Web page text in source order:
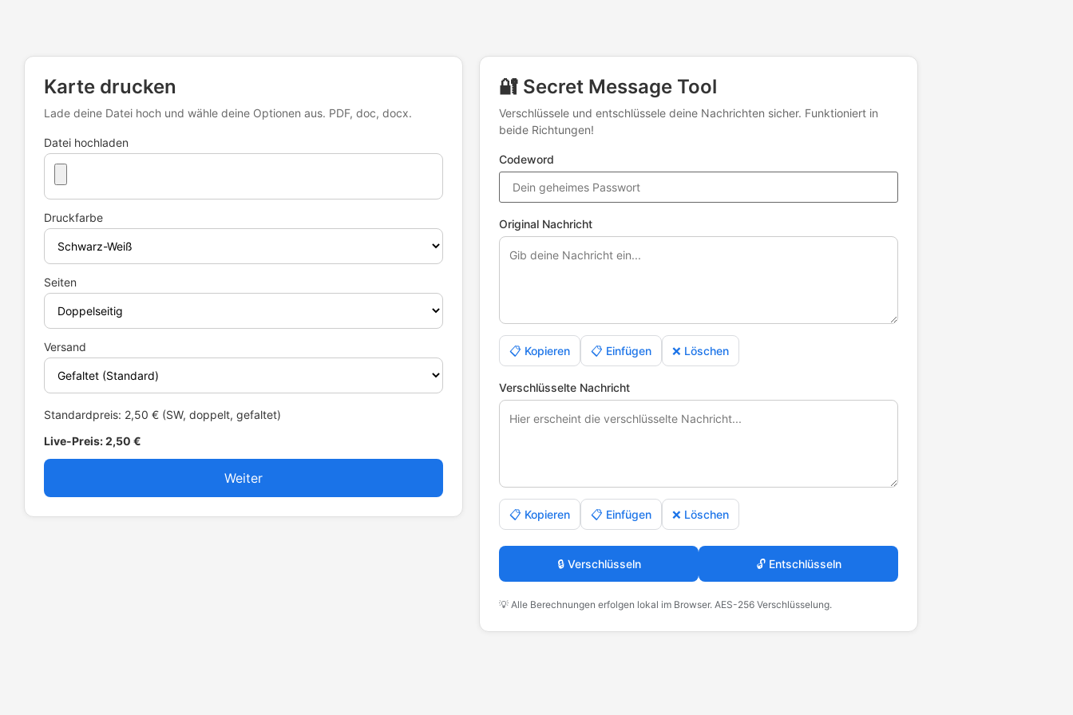
Karte drucken
Lade deine Datei hoch und wähle deine Optionen aus. PDF, doc, docx.
Datei hochladen
Druckfarbe
Seiten
Versand
Standardpreis: 2,50 € (SW, doppelt, gefaltet)
Live-Preis:2,50 €
Weiter
🔐 Secret Message Tool
Verschlüssele und entschlüssele deine Nachrichten sicher. Funktioniert in
beide Richtungen!
Codeword
Original Nachricht
📋 Kopieren 📋 Einfügen ❌ Löschen
Verschlüsselte Nachricht
📋 Kopieren 📋 Einfügen ❌ Löschen
🔒 Verschlüsseln 🔓 Entschlüsseln
💡 Alle Berechnungen erfolgen lokal im Browser. AES-256 Verschlüsselung.